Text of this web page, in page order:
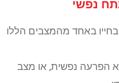
נפשי
באחד מהמצבים הללו
הפרעה נפשית, או מצב